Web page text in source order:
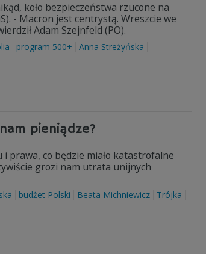
koło bezpieczeństwa rzucone na
- Macron jest centrystą. Wreszcie we
Adam Szejnfeld (PO).
program 500+
Anna Streżyńska
pieniądze?
prawa, co będzie miało katastrofalne
grozi nam utrata unijnych
budżet Polski Beata Michniewicz Trójka